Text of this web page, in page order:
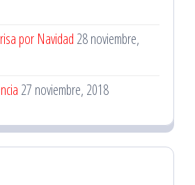
por Navidad 28 noviembre,
27 noviembre, 2018